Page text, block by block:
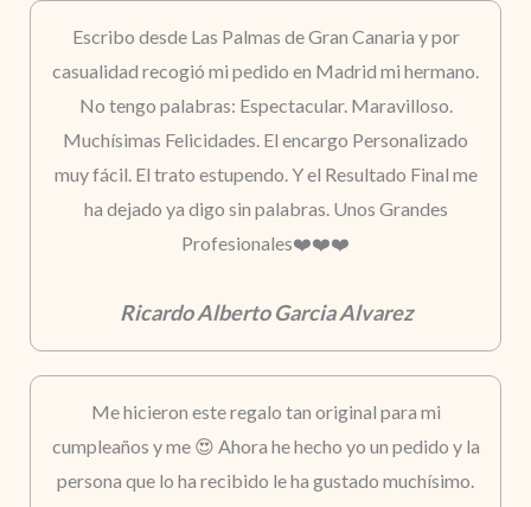
Escribo desde Las Palmas de Gran Canaria y por
casualidad recogió mi pedido en Madrid mi hermano.
No tengo palabras: Espectacular. Maravilloso.
Muchísimas Felicidades. El encargo Personalizado
muy fácil. El trato estupendo. Y el Resultado Final me
ha dejado ya digo sin palabras. Unos Grandes
Profesionales❤️❤️❤️
Ricardo Alberto Garcia Alvarez
Me hicieron este regalo tan original para mi
cumpleaños y me 😍 Ahora he hecho yo un pedido y la
persona que lo ha recibido le ha gustado muchísimo.